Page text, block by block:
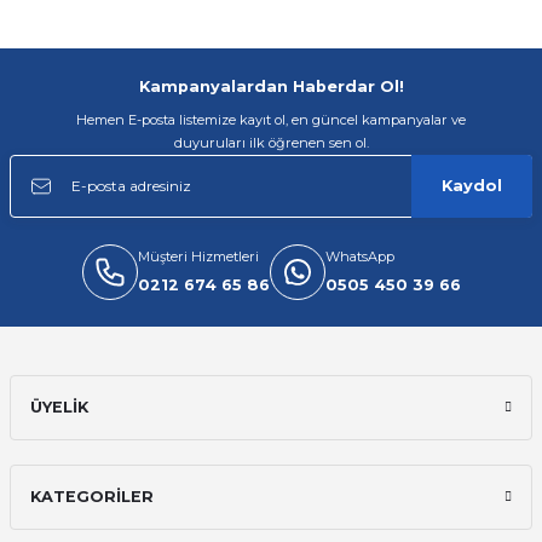
Kampanyalardan Haberdar Ol!
Hemen E-posta listemize kayıt ol, en güncel kampanyalar ve
duyuruları ilk öğrenen sen ol.
Kaydol
Müşteri Hizmetleri
0212 674 65 86
WhatsApp
0505 450 39 66
ÜYELİK
KATEGORİLER